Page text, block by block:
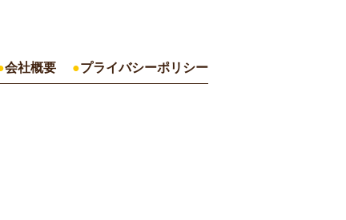
会社概要 プライバシーポリシー